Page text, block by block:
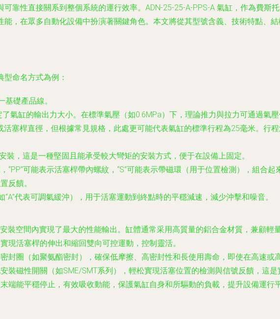
靠性直接關系到整個系統的運行效率。ADN-25-25-A-PPS-A 氣缸，作為費斯
，在眾多自動化設備中扮演著關鍵角色。本文將從其型號含義、技術特點、
命名方式為例：
基礎產品線。
氣缸的輸出力大小。在標準氣壓（如0.6MPa）下，理論推力與拉力可通過氣壓
活塞桿直徑，但根據常見規格，此處更可能代表氣缸的標準行程為25毫米。行
裝，這是一種堅固且能承受較大彎矩的安裝方式，便于在設備上固定。
“PP”可能表示活塞桿帶內螺紋，“S”可能表示帶磁環（用于位置檢測），組合起
反饋。
代表可調氣緩沖），用于活塞運動到終點時的平穩減速，減少沖擊和噪音。
裝空間內實現了最大的性能輸出。缸體通常采用高質量的鋁合金材質，兼顧輕
現活塞桿的伸出和縮回雙向可控運動，控制靈活。
封圈（如聚氨酯密封），確保低摩擦、高密封性和長使用壽命，即使在高速或
裝磁性開關（如SME/SMT系列），輕松實現活塞位置的檢測與信號反饋，這是
端能平穩停止，有效吸收動能，保護氣缸自身和所驅動的負載，提升設備運行